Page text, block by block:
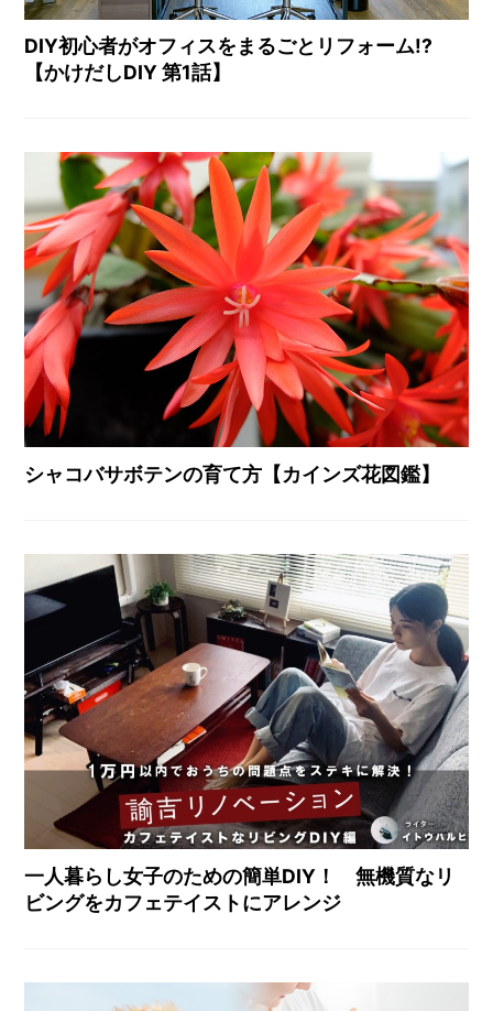
DIY初心者がオフィスをまるごとリフォーム!?
【かけだしDIY 第1話】
シャコバサボテンの育て方【カインズ花図鑑】
一人暮らし女子のための簡単DIY！ 無機質なリ
ビングをカフェテイストにアレンジ